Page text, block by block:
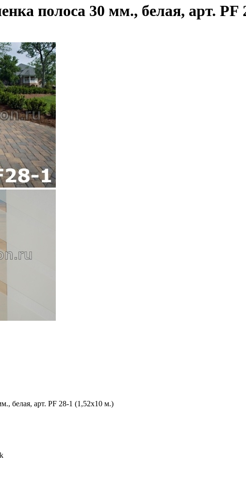
полоса 30 мм., белая, арт. PF